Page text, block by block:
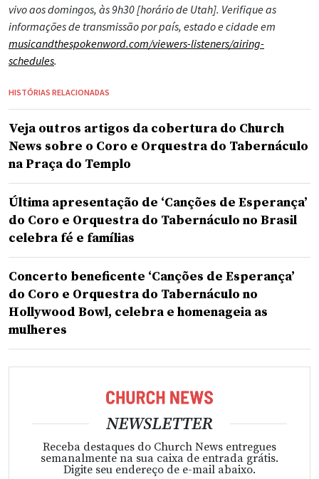
vivo aos domingos, às 9h30 [horário de Utah]. Verifique as
informações de transmissão por país, estado e cidade em
musicandthespokenword.com/viewers-listeners/airing-
schedules.
HISTÓRIAS RELACIONADAS
Veja outros artigos da cobertura do Church
News sobre o Coro e Orquestra do Tabernáculo
na Praça do Templo
Última apresentação de ‘Canções de Esperança’
do Coro e Orquestra do Tabernáculo no Brasil
celebra fé e famílias
Concerto beneficente ‘Canções de Esperança’
do Coro e Orquestra do Tabernáculo no
Hollywood Bowl, celebra e homenageia as
mulheres
NEWSLETTER
Receba destaques do Church News entregues
semanalmente na sua caixa de entrada grátis.
Digite seu endereço de e-mail abaixo.